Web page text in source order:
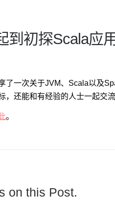
到初探Scala应
了一次关于JVM、Scala以及
，还能和有经验的人士一起交
。
on this Post.